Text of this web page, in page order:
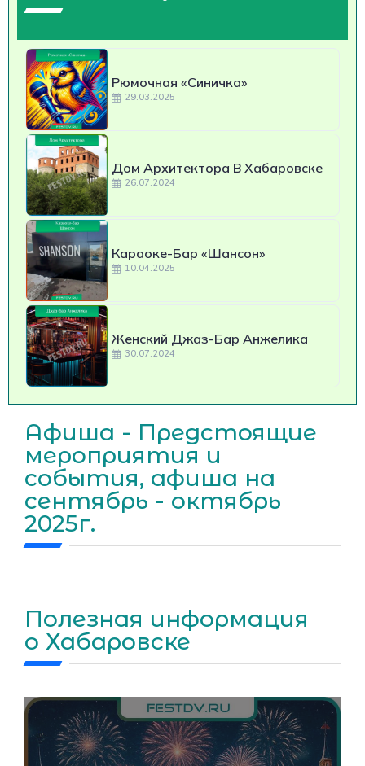
Рюмочная «Синичка»
29.03.2025
Дом Архитектора В Хабаровске
26.07.2024
Караоке-Бар «Шансон»
10.04.2025
Женский Джаз-Бар Анжелика
30.07.2024
Афиша - Предстоящие
мероприятия и
события, афиша на
сентябрь - октябрь
2025г.
Полезная информация
о Хабаровске